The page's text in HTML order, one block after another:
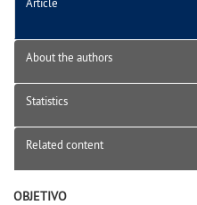
About the authors
Statistics
Related content
OBJETIVO